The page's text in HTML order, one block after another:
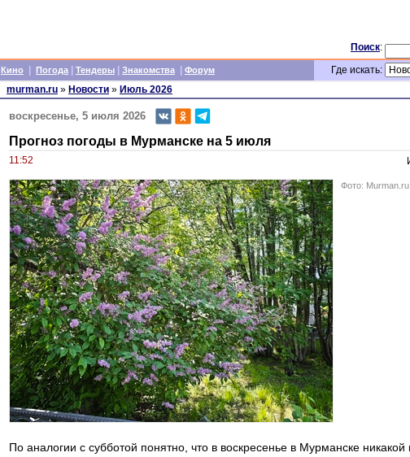
Поиск:
Кино Погода Тендеры Знакомства Форум
Где искать:
murman.ru » Новости » Июль 2026
воскресенье, 5 июля 2026
Прогноз погоды в Мурманске на 5 июля
11:52
Фото: Murman.ru
По аналогии с субботой понятно, что в воскресенье в Мурманске никакой